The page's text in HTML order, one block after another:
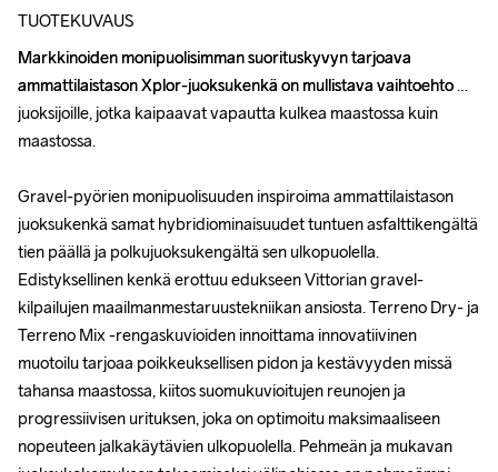
TUOTEKUVAUS
Markkinoiden monipuolisimman suorituskyvyn tarjoava
ammattilaistason Xplor-juoksukenkä on mullistava vaihtoehto
juoksijoille, jotka kaipaavat vapautta kulkea maastossa kuin
maastossa.
Gravel-pyörien monipuolisuuden inspiroima ammattilaistason
juoksukenkä samat hybridiominaisuudet tuntuen asfalttikengältä
tien päällä ja polkujuoksukengältä sen ulkopuolella.
Edistyksellinen kenkä erottuu edukseen Vittorian gravel-
kilpailujen maailmanmestaruustekniikan ansiosta. Terreno Dry- ja
Terreno Mix -rengaskuvioiden innoittama innovatiivinen
muotoilu tarjoaa poikkeuksellisen pidon ja kestävyyden missä
tahansa maastossa, kiitos suomukuvioitujen reunojen ja
progressiivisen urituksen, joka on optimoitu maksimaaliseen
nopeuteen jalkakäytävien ulkopuolella. Pehmeän ja mukavan
Markkinoiden monipuolisimman suorituskyvyn tarjoava
ammattilaistason Xplor-juoksukenkä on mullistava vaihtoehto
juoksijoille, jotka kaipaavat vapautta kulkea maastossa kuin
maastossa.
Gravel-pyörien monipuolisuuden inspiroima ammattilaistason
juoksukenkä samat hybridiominaisuudet tuntuen asfalttikengältä
tien päällä ja polkujuoksukengältä sen ulkopuolella.
Edistyksellinen kenkä erottuu edukseen Vittorian gravel-
kilpailujen maailmanmestaruustekniikan ansiosta. Terreno Dry- ja
Terreno Mix -rengaskuvioiden innoittama innovatiivinen
muotoilu tarjoaa poikkeuksellisen pidon ja kestävyyden missä
tahansa maastossa, kiitos suomukuvioitujen reunojen ja
progressiivisen urituksen, joka on optimoitu maksimaaliseen
nopeuteen jalkakäytävien ulkopuolella. Pehmeän ja mukavan